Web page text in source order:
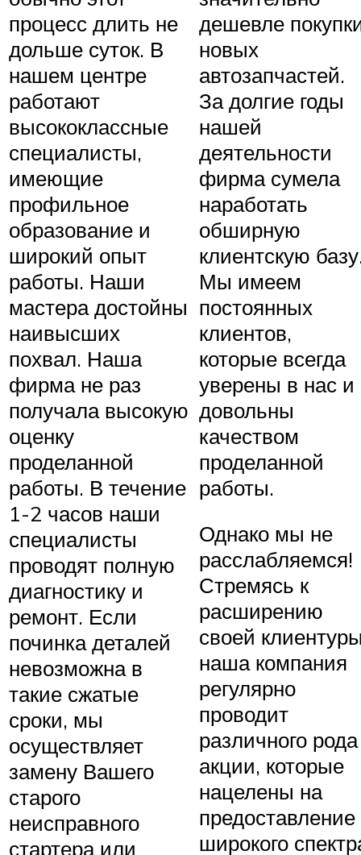
процесс длить не
дольше суток. В
нашем центре
работают
высококлассные
специалисты,
имеющие
профильное
образование и
широкий опыт
работы. Наши
мастера достойны
наивысших
похвал. Наша
фирма не раз
получала высокую
оценку
проделанной
работы. В течение
1-2 часов наши
специалисты
проводят полную
диагностику и
ремонт. Если
починка деталей
невозможна в
такие сжатые
сроки, мы
осуществляет
замену Вашего
старого
неисправного
стартера или
дешевле
новых
автозапчастей.
За долгие годы
нашей
деятельности
фирма сумела
наработать
обширную
клиентскую
Мы имеем
постоянных
клиентов,
которые всегда
уверены в нас и
довольны
качеством
проделанной
работы.
Однако мы не
расслабляемся!
Стремясь к
расширению
своей
наша компания
регулярно
проводит
различного рода
акции, которые
нацелены на
предоставление
широкого